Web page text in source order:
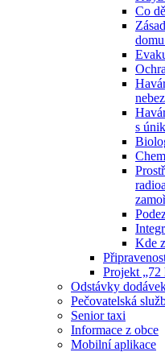
Co
s
Kde
Projekt „72
Odstávky
Pečovatelská
Senior taxi
Informace z obce
Mobilní aplikace